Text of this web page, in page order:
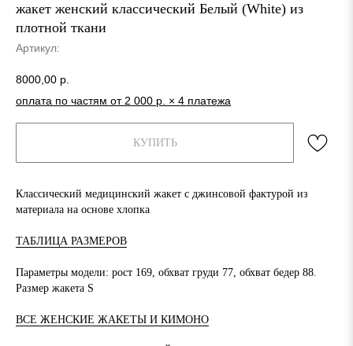
жакет женский классический Белый (White) из
плотной ткани
Артикул:
8000,00 р.
оплата по частям от 2 000 р. × 4 платежа
КУПИТЬ
Классический медицинский жакет с джинсовой фактурой из
материала на основе хлопка
ТАБЛИЦА РАЗМЕРОВ
Параметры модели: рост 169, обхват груди 77, обхват бедер 88.
Размер жакета S
ВСЕ ЖЕНСКИЕ ЖАКЕТЫ И КИМОНО